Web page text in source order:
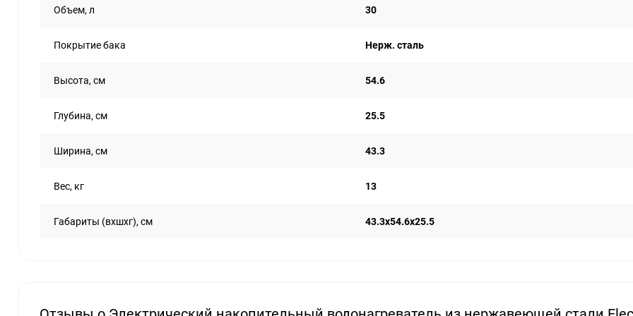
Объем, л 30
Покрытие бака Нерж. сталь
Высота, см 54.6
Глубина, см 25.5
Ширина, см 43.3
Вес, кг 13
Габариты (вхшхг), см 43.3х54.6х25.5